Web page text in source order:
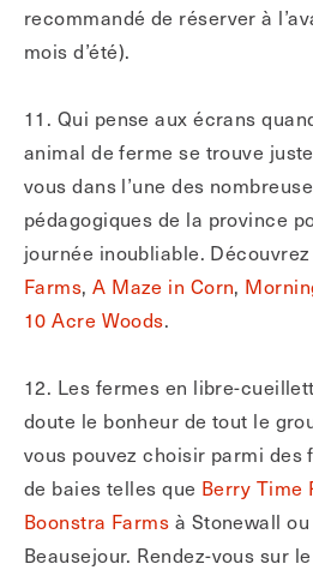
recommandé de réserver à
mois d’été).
11. Qui pense aux écrans
animal de ferme se trouve
vous dans l’une des
pédagogiques de la province
journée inoubliable. Découvrez
Farms,A Maze in Corn,
10 Acre Woods.
12. Les fermes en libre-
doute le bonheur de tout le
vous pouvez choisir parmi des
de baies telles que Berry Time
Boonstra Farms à Stonewall ou
Beausejour. Rendez-vous sur